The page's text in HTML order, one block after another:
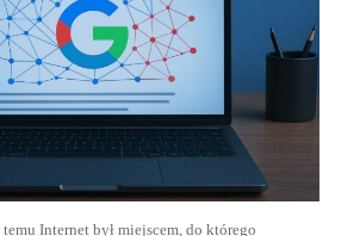
Internet był miejscem, do którego